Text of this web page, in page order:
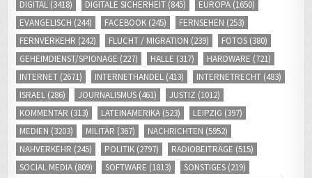
DIGITAL (3418) DIGITALE SICHERHEIT (845) EUROPA (1650)
EVANGELISCH (244) FACEBOOK (245) FERNSEHEN (253)
FERNVERKEHR (242) FLUCHT / MIGRATION (239) FOTOS (380)
GEHEIMDIENST/SPIONAGE (227) HALLE (317) HARDWARE (721)
INTERNET (2671) INTERNETHANDEL (413) INTERNETRECHT (483)
ISRAEL (286) JOURNALISMUS (461) JUSTIZ (1012)
KOMMENTAR (313) LATEINAMERIKA (523) LEIPZIG (397)
MEDIEN (3203) MILITÄR (367) NACHRICHTEN (5952)
NAHVERKEHR (245) POLITIK (2797) RADIOBEITRÄGE (515)
SOCIAL MEDIA (809) SOFTWARE (1813) SONSTIGES (219)